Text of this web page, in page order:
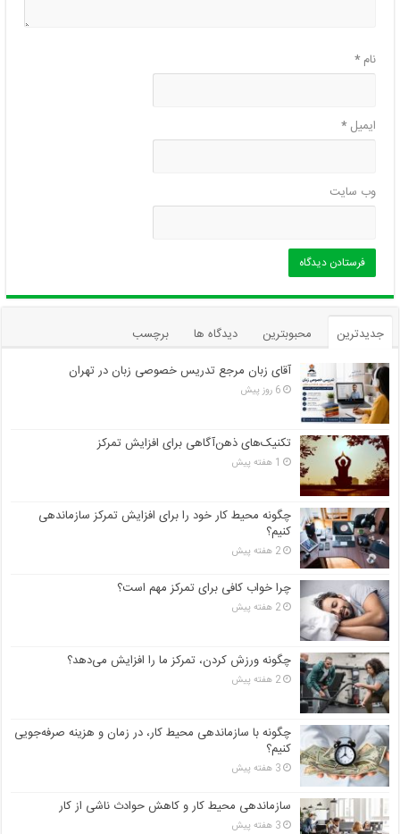
نام*
ایمیل*
وب‌ سایت
جدیدترین محبوبترین دیدگاه ها
برچسب
آقای زبان مرجع تدریس خصوصی زبان در تهران
6 روز پیش
تکنیک‌های ذهن‌آگاهی برای افزایش تمرکز
1 هفته پیش
چگونه محیط کار خود را برای افزایش تمرکز سازماندهی
کنیم؟
2 هفته پیش
چرا خواب کافی برای تمرکز مهم است؟
2 هفته پیش
چگونه ورزش کردن، تمرکز ما را افزایش می‌دهد؟
2 هفته پیش
چگونه با سازماندهی محیط کار، در زمان و هزینه صرفه‌جویی
کنیم؟
3 هفته پیش
سازماندهی محیط کار و کاهش حوادث ناشی از کار
3 هفته پیش